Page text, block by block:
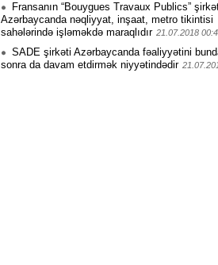
Fransanın “Bouygues Travaux Publics”
Azərbaycanda nəqliyyat, inşaat, metro tikintisi
sahələrində işləməkdə maraqlıdır 21.07.2018
SADE şirkəti Azərbaycanda fəaliyyətini
sonra da davam etdirmək niyyətindədir